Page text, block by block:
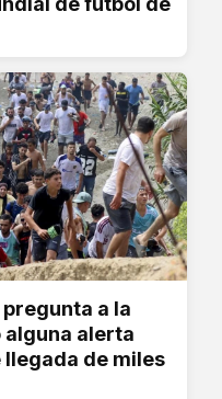
a la
alguna alerta
llegada de miles